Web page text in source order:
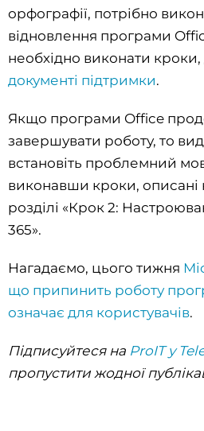
орфографії, потрібно
відновлення програми
необхідно виконати
документі підтримки.
Якщо програми Office
завершувати роботу, то
встановіть проблемний
виконавши кроки, описані
розділі «Крок 2:
365».
Нагадаємо, цього тижня
що припинить роботу
означає для користувачів.
Підписуйтеся на ProIT у
пропустити жодної